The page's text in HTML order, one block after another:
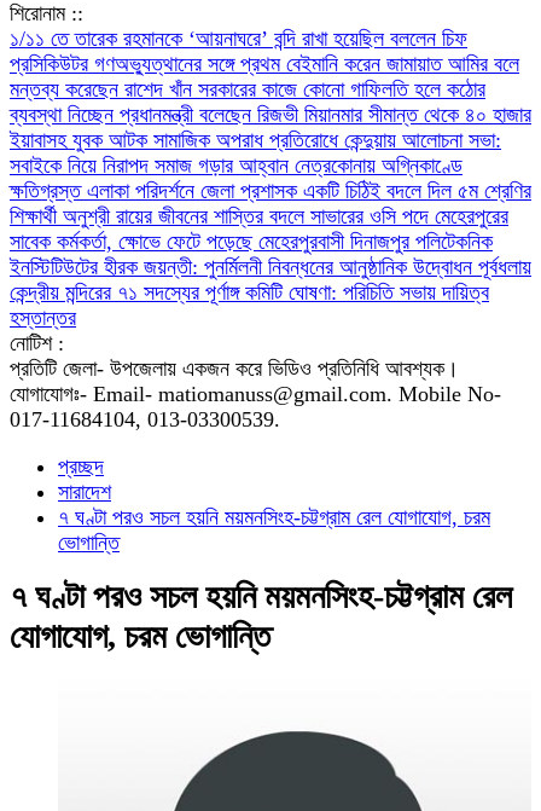
শিরোনাম ::
১/১১ তে তারেক রহমানকে ‘আয়নাঘরে’ বন্দি রাখা হয়েছিল বললেন চিফ
প্রসিকিউটর গণঅভ্যুত্থানের সঙ্গে প্রথম বেইমানি করেন জামায়াত আমির বলে
মন্তব্য করেছেন রাশেদ খাঁন সরকারের কাজে কোনো গাফিলতি হলে কঠোর
ব্যবস্থা নিচ্ছেন প্রধানমন্ত্রী বলেছেন রিজভী মিয়ানমার সীমান্ত থেকে ৪০ হাজার
ইয়াবাসহ যুবক আটক সামাজিক অপরাধ প্রতিরোধে কেন্দুয়ায় আলোচনা সভা:
সবাইকে নিয়ে নিরাপদ সমাজ গড়ার আহ্বান নেত্রকোনায় অগ্নিকাণ্ডে
ক্ষতিগ্রস্ত এলাকা পরিদর্শনে জেলা প্রশাসক একটি চিঠিই বদলে দিল ৫ম শ্রেণির
শিক্ষার্থী অনুশ্রী রায়ের জীবনের শাস্তির বদলে সাভারের ওসি পদে মেহেরপুরের
সাবেক কর্মকর্তা, ক্ষোভে ফেটে পড়েছে মেহেরপুরবাসী দিনাজপুর পলিটেকনিক
ইনস্টিটিউটের হীরক জয়ন্তী: পুনর্মিলনী নিবন্ধনের আনুষ্ঠানিক উদ্বোধন পূর্বধলায়
কেন্দ্রীয় মন্দিরের ৭১ সদস্যের পূর্ণাঙ্গ কমিটি ঘোষণা: পরিচিতি সভায় দায়িত্ব
হস্তান্তর
নোটিশ :
প্রতিটি জেলা- উপজেলায় একজন করে ভিডিও প্রতিনিধি আবশ্যক।
যোগাযোগঃ- Email- matiomanuss@gmail.com. Mobile No-
017-11684104, 013-03300539.
প্রচ্ছদ
সারাদেশ
​৭ ঘণ্টা পরও সচল হয়নি ময়মনসিংহ-চট্টগ্রাম রেল যোগাযোগ, চরম
ভোগান্তি
​৭ ঘণ্টা পরও সচল হয়নি ময়মনসিংহ-চট্টগ্রাম রেল
যোগাযোগ, চরম ভোগান্তি